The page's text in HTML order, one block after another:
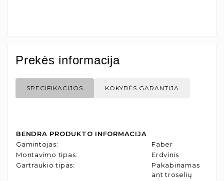
Prekės informacija
SPECIFIKACIJOS KOKYBĖS GARANTIJA
BENDRA PRODUKTO INFORMACIJA
Gamintojas:
Faber
Montavimo tipas:
Erdvinis
Gartraukio tipas:
Pakabinamas
ant troselių